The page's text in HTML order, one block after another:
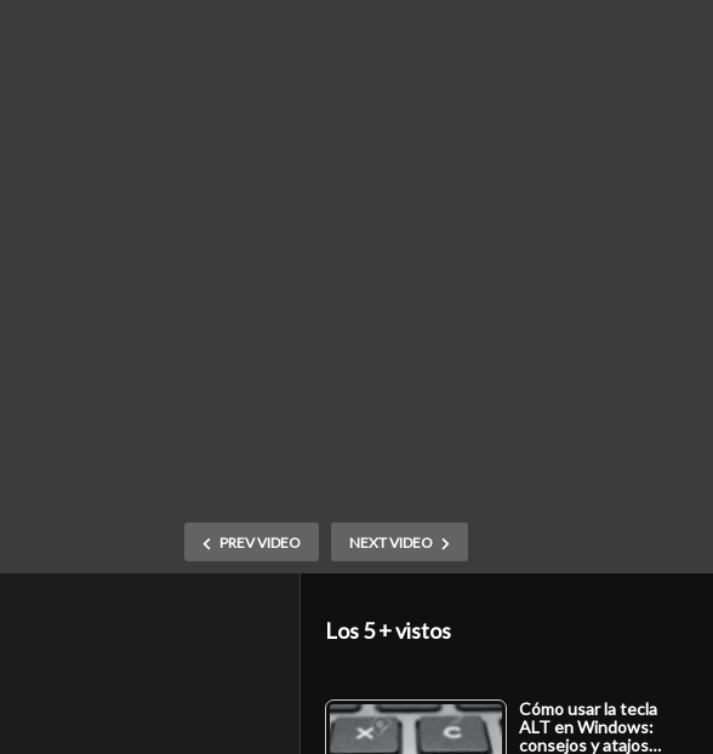
PREV VIDEO NEXT VIDEO
Los 5 + vistos
Cómo usar la tecla
ALT en Windows:
consejos y atajos…